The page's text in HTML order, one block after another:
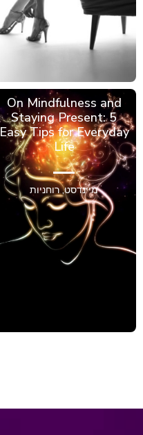
On Mindfulness and
Staying Present: 5
Easy Tips for Everyday
Life
מיינדסט,רוחניות